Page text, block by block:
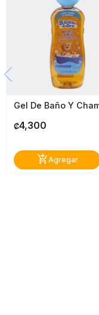
₡4,300
add_shopping_cartAgregar